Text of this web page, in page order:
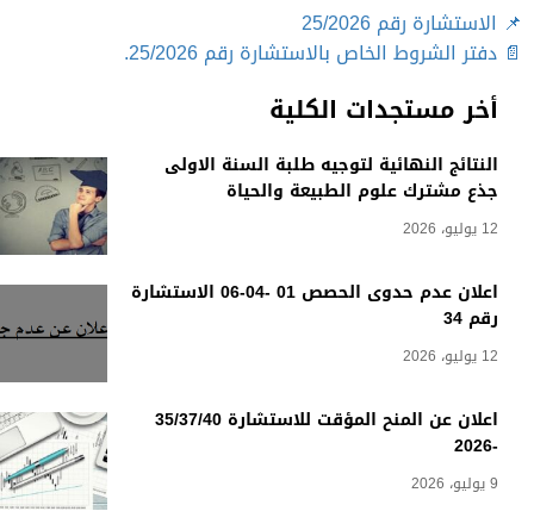
أخر مستجدات الكلية
النتائج النهائية لتوجيه طلبة السنة الاولى
جذع مشترك علوم الطبيعة والحياة
12 يوليو، 2026
اعلان عدم حدوى الحصص 01 -04-06 الاستشارة
رقم 34
12 يوليو، 2026
اعلان عن المنح المؤقت للاستشارة 35/37/40
-2026
9 يوليو، 2026
📌 الاستشارة رقم 25/2026
📄 دفتر الشروط الخاص بالاستشارة رقم 25/2026.